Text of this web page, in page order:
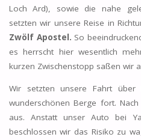
Loch Ard), sowie die nahe
setzten wir unsere Reise in
Zwölf Apostel. So
es herrscht hier wesentlich
kurzen Zwischenstopp saßen wir
Wir setzten unsere Fahrt
wunderschönen Berge fort.
aus. Anstatt unser Auto bei
beschlossen wir das Risiko zu